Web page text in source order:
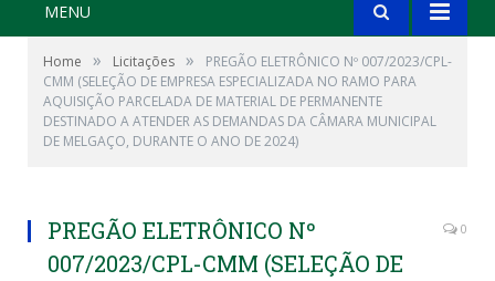
MENU
Home » Licitações »
PREGÃO ELETRÔNICO Nº 007/2023/CPL-
CMM (SELEÇÃO DE EMPRESA ESPECIALIZADA NO RAMO PARA
AQUISIÇÃO PARCELADA DE MATERIAL DE PERMANENTE
DESTINADO A ATENDER AS DEMANDAS DA CÂMARA MUNICIPAL
DE MELGAÇO, DURANTE O ANO DE 2024)
PREGÃO ELETRÔNICO Nº
007/2023/CPL-CMM (SELEÇÃO DE
0